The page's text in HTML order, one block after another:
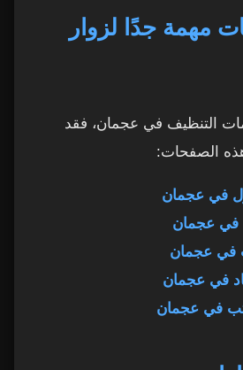
مهمة جدًا لزوار
التنظيف في عجمان، فقد
الصفحات:
في عجمان
في عجمان
في عجمان
في عجمان
في عجمان